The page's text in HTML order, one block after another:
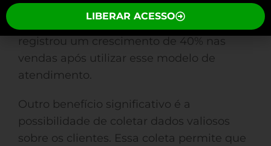
follow-up e oferecer propostas
personalizadas. A loja online DaJu
registrou um crescimento de 40% nas
vendas após utilizar esse modelo de
atendimento.
Outro benefício significativo é a
possibilidade de coletar dados valiosos
sobre os clientes. Essa coleta permite que
LIBERAR ACESSO